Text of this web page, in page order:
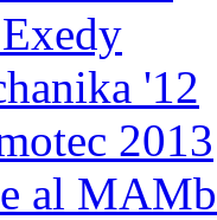
'12
2013
al